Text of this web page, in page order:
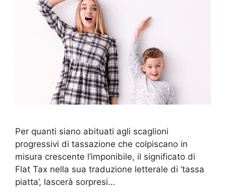
Per quanti siano abituati agli scaglioni
progressivi di tassazione che colpiscano in
misura crescente l’imponibile, il significato di
Flat Tax nella sua traduzione letterale di ‘tassa
piatta’, lascerà sorpresi…